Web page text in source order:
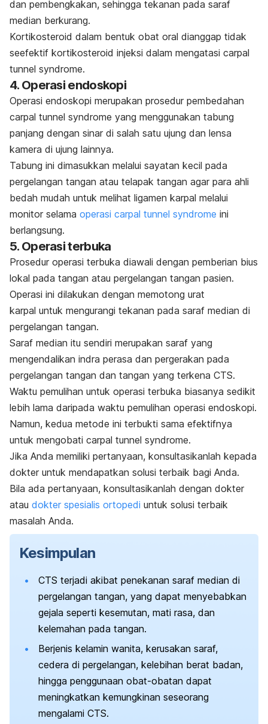
dan pembengkakan, sehingga tekanan pada saraf
median berkurang.
Kortikosteroid dalam bentuk obat oral dianggap tidak
seefektif kortikosteroid injeksi dalam mengatasi carpal
tunnel syndrome.
4. Operasi endoskopi
Operasi endoskopi merupakan prosedur pembedahan
carpal tunnel syndrome yang menggunakan tabung
panjang dengan sinar di salah satu ujung dan lensa
kamera di ujung lainnya.
Tabung ini dimasukkan melalui sayatan kecil pada
pergelangan tangan atau telapak tangan agar para ahli
bedah mudah untuk melihat ligamen karpal melalui
monitor selama operasi carpal tunnel syndrome ini
berlangsung.
5. Operasi terbuka
Prosedur operasi terbuka diawali dengan pemberian bius
lokal pada tangan atau pergelangan tangan pasien.
Operasi ini dilakukan dengan memotong urat
karpal untuk mengurangi tekanan pada saraf median di
pergelangan tangan.
Saraf median itu sendiri merupakan saraf yang
mengendalikan indra perasa dan pergerakan pada
pergelangan tangan dan tangan yang terkena CTS.
Waktu pemulihan untuk operasi terbuka biasanya sedikit
lebih lama daripada waktu pemulihan operasi endoskopi.
Namun, kedua metode ini terbukti sama efektifnya
untuk mengobati carpal tunnel syndrome.
Jika Anda memiliki pertanyaan, konsultasikanlah kepada
dokter untuk mendapatkan solusi terbaik bagi Anda.
Bila ada pertanyaan, konsultasikanlah dengan dokter
atau dokter spesialis ortopedi untuk solusi terbaik
masalah Anda.
Kesimpulan
CTS terjadi akibat penekanan saraf median di
pergelangan tangan, yang dapat menyebabkan
gejala seperti kesemutan, mati rasa, dan
kelemahan pada tangan.
Berjenis kelamin wanita, kerusakan saraf,
cedera di pergelangan, kelebihan berat badan,
hingga penggunaan obat-obatan dapat
meningkatkan kemungkinan seseorang
mengalami CTS.